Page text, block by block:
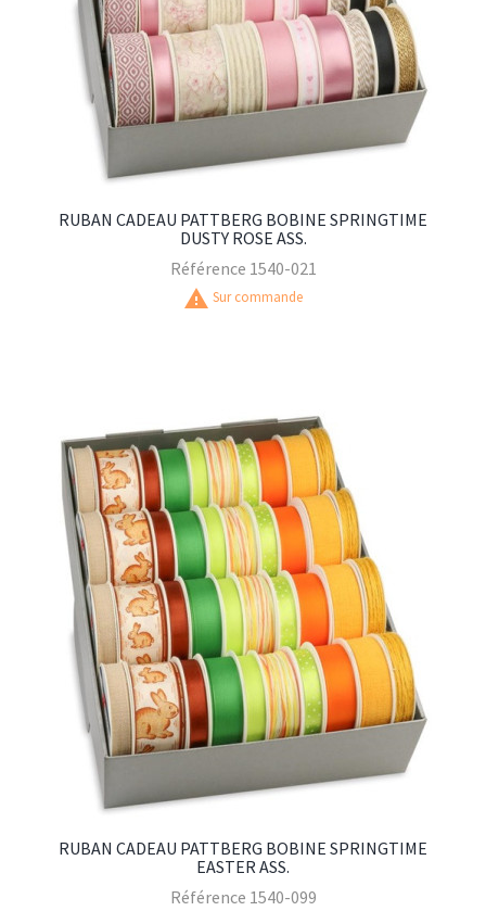
RUBAN CADEAU PATTBERG BOBINE SPRINGTIME
DUSTY ROSE ASS.
Référence 1540-021
warning Sur commande
RUBAN CADEAU PATTBERG BOBINE SPRINGTIME
EASTER ASS.
Référence 1540-099